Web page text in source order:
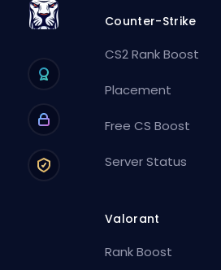
Counter-Strike
CS2 Rank Boost
Placement
Free CS Boost
Server Status
Valorant
Rank Boost